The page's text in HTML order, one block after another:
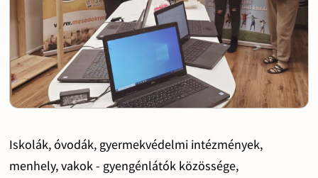
Iskolák, óvodák, gyermekvédelmi intézmények,
menhely, vakok - gyengénlátók közössége,